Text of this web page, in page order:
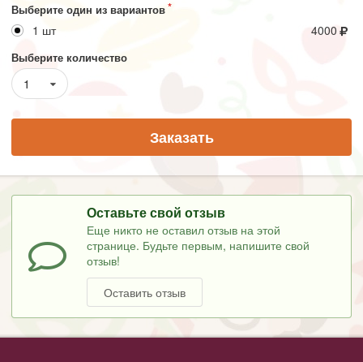
Выберите один из вариантов
1 шт 4000
Выберите количество
1
Заказать
Оставьте свой отзыв
Еще никто не оставил отзыв на этой
странице. Будьте первым, напишите свой
отзыв!
Оставить отзыв